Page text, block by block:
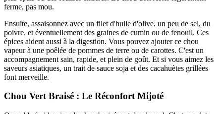
ferme, pas mou.
Ensuite, assaisonnez avec un filet d'huile d'olive, un peu de sel, du
poivre, et éventuellement des graines de cumin ou de fenouil. Ces
épices aident aussi à la digestion. Vous pouvez ajouter ce chou
vapeur à une poêlée de pommes de terre ou de carottes. C'est un
accompagnement sain, rapide, et plein de goût. Et si vous aimez les
saveurs asiatiques, un trait de sauce soja et des cacahuètes grillées
font merveille.
Chou Vert Braisé : Le Réconfort Mijoté